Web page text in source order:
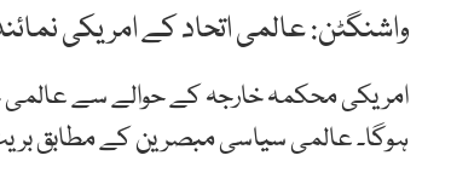
واشنگٹن: عالمی اتحاد کے امریکی
ہوگا۔ عالمی سیاسی مبصرین کے مطابق